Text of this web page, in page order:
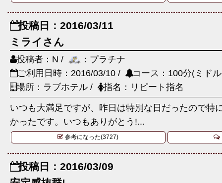
投稿日：2016/03/11
ミライさん
投稿者：N /
：プラチナ
ご利用日時：2016/03/10 /
コース：100分(ミド
場所：ラブホテル /
指名：リピート指名
いつも大満足ですが、昨日は特別な日だったので特
かったです。いつもありがとう!...
参考になった(3727)
投稿日：2016/03/09